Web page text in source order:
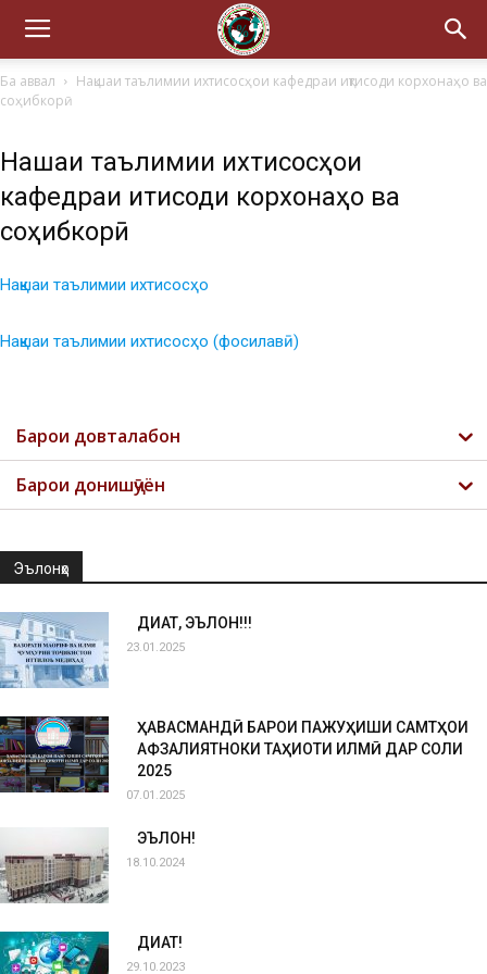
Ба аввал
Нақшаи таълимии ихтисосҳои кафедраи иқтисоди корхонаҳо ва
соҳибкорӣ
Нақшаи таълимии ихтисосҳои
кафедраи иқтисоди корхонаҳо ва
соҳибкорӣ
Нақшаи таълимии ихтисосҳо
Нақшаи таълимии ихтисосҳо (фосилавӣ)
Барои довталабон
Барои донишҷӯён
Эълонҳо
ДИҚҚАТ, ЭЪЛОН!!!
23.01.2025
ҲАВАСМАНДӢ БАРОИ ПАЖУҲИШИ САМТҲОИ
АФЗАЛИЯТНОКИ ТАҲҚИҚОТИ ИЛМӢ ДАР СОЛИ
2025
07.01.2025
ЭЪЛОН!
18.10.2024
ДИҚҚАТ!
29.10.2023